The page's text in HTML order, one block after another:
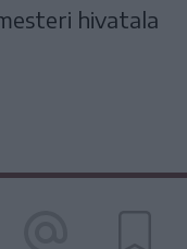
hivatala